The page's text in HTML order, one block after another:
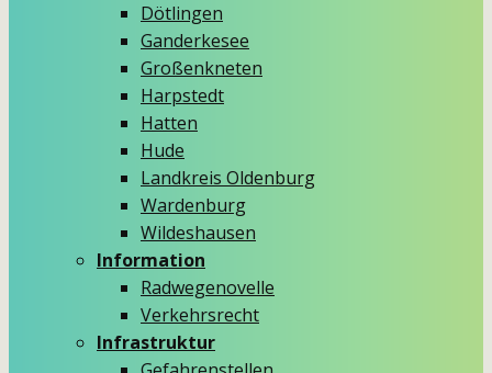
Dötlingen
Ganderkesee
Großenkneten
Harpstedt
Hatten
Hude
Landkreis Oldenburg
Wardenburg
Wildeshausen
Information
Radwegenovelle
Verkehrsrecht
Infrastruktur